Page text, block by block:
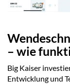
– wie
Big Kaiser
Entwicklung und